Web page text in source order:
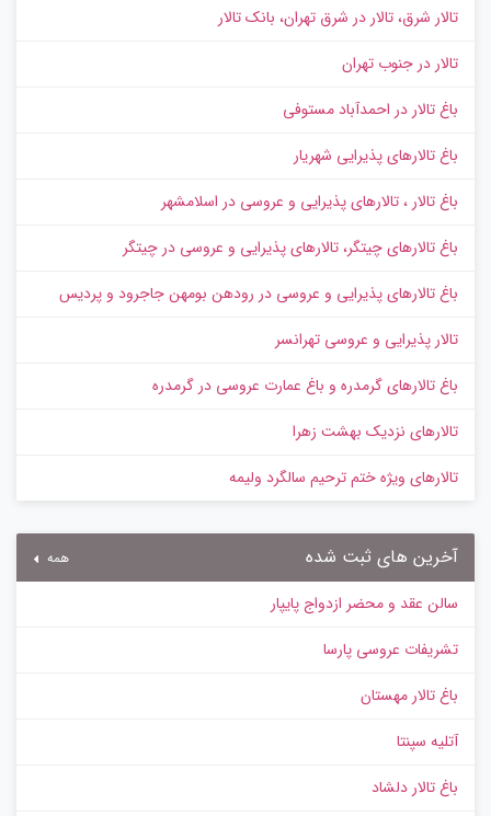
تالار شرق، تالار در شرق تهران، بانک تالار
تالار در جنوب تهران
باغ تالار در احمدآباد مستوفی
باغ تالارهای پذیرایی شهریار
باغ تالار ، تالارهای پذیرایی و عروسی در اسلامشهر
باغ تالارهای چیتگر، تالارهای پذیرایی و عروسی در چیتگر
باغ تالارهای پذیرایی و عروسی در رودهن بومهن جاجرود و پردیس
تالار پذیرایی و عروسی تهرانسر
باغ تالارهای گرمدره و باغ عمارت عروسی در گرمدره
تالارهای نزدیک بهشت زهرا
تالارهای ویژه ختم ترحیم سالگرد ولیمه
آخرین های ثبت شده همه
سالن عقد و محضر ازدواج پایپار
تشریفات عروسی پارسا
باغ تالار مهستان
آتلیه سپنتا
باغ تالار دلشاد